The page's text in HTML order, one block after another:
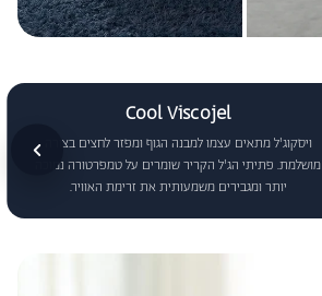
Cool Viscojel
ויסקוג'ל מתאים עצמו למבנה הגוף ומפזר לחצים בצורה
מושלמת. פתיתי הג'ל הקריר שומרים על טמפרטורה נמוכה
יותר ומגבירים משמעותית את זרימת האוויר.